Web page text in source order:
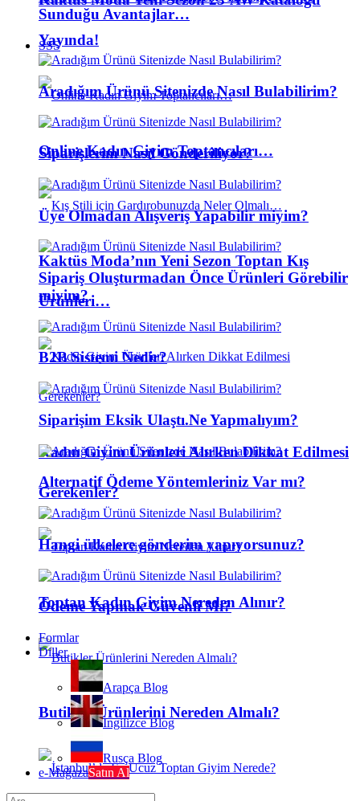
Yayında!
Online Kadın Giyim Toptancıları…
Kaktüs Moda’nın Yeni Sezon Toptan Kış
Ürünleri…
Kadın Giyim Ürünleri Alırken Dikkat Edilmesi
Gerekenler?
Toptan Kadın Giyim Nereden Alınır?
Butikler Ürünlerini Nereden Almalı?
Sunduğu Avantajlar…
SSS
Aradığım Ürünü Sitenizde Nasıl Bulabilirim?
Siparişlerim Nasıl Gönderiliyor?
Üye Olmadan Alışveriş Yapabilir miyim?
Sipariş Oluşturmadan Önce Ürünleri Görebilir
miyim?
B2B Sistemi Nedir?
Siparişim Eksik Ulaştı.Ne Yapmalıyım?
Alternatif Ödeme Yöntemleriniz Var mı?
Hangi ülkelere gönderim yapıyorsunuz?
Ödeme Yapmak Güvenli Mi?
Formlar
Diller
Arapça Blog
İngilizce Blog
Rusça Blog
e-MağazaSatın Al